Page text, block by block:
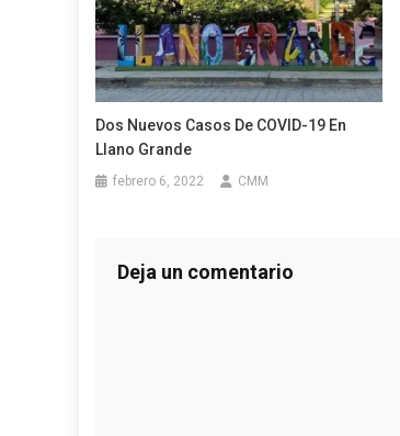
Dos Nuevos Casos De COVID-19 En
Llano Grande
febrero 6, 2022 CMM
Deja un comentario